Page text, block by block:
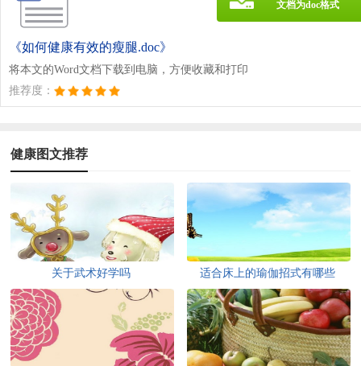
《如何健康有效的瘦腿.doc》
将本文的Word文档下载到电脑，方便收藏和打印
推荐度：
文档为doc格式
健康图文推荐
关于武术好学吗 适合床上的瑜伽招式有哪些